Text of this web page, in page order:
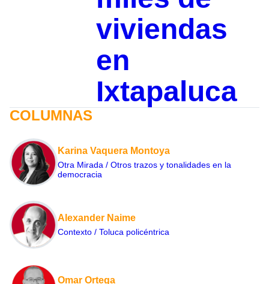
viviendas
en
Ixtapaluca
COLUMNAS
Karina Vaquera Montoya
Otra Mirada / Otros trazos y tonalidades en la
democracia
Alexander Naime
Contexto / Toluca policéntrica
Omar Ortega